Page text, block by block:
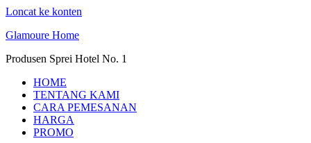
Loncat ke konten
Glamoure Home
Produsen Sprei Hotel No. 1
HOME
TENTANG KAMI
CARA PEMESANAN
HARGA
PROMO